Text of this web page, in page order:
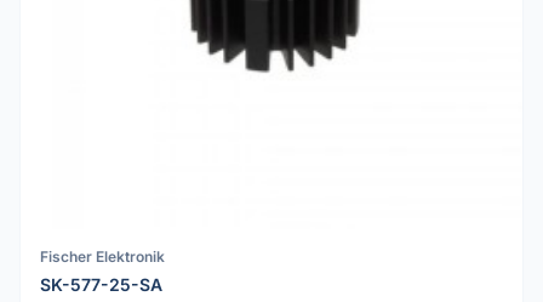
Fischer Elektronik
SK-577-25-SA